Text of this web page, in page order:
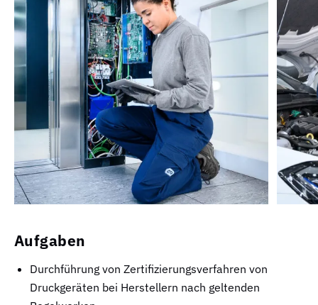
Aufgaben
Durchführung von Zertifizierungsverfahren von
Druckgeräten bei Herstellern nach geltenden